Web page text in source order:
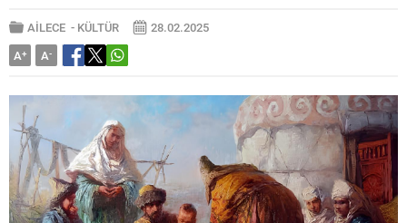
AİLECE - KÜLTÜR
28.02.2025
A+ A-